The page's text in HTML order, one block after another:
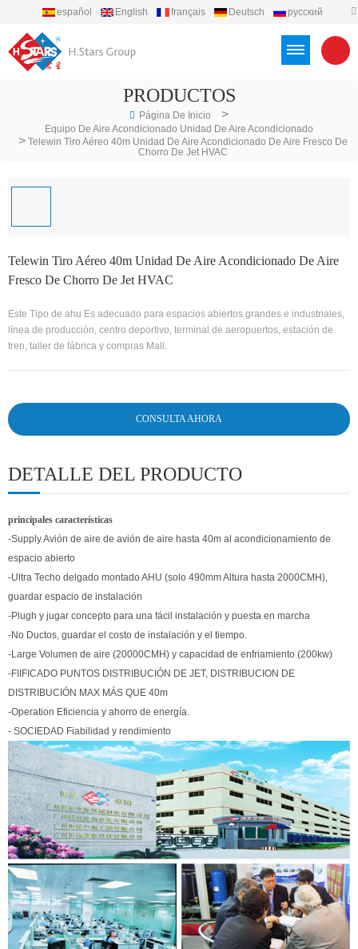
español English français Deutsch
русский
PRODUCTOS
Página De Inicio >
Equipo De Aire Acondicionado Unidad De Aire Acondicionado
> Telewin Tiro Aéreo 40m Unidad De Aire Acondicionado De Aire Fresco De
Chorro De Jet HVAC
Telewin Tiro Aéreo 40m Unidad De Aire Acondicionado De Aire
Fresco De Chorro De Jet HVAC
Este Tipo de ahu Es adecuado para espacios abiertos grandes e industriales,
línea de producción, centro deportivo, terminal de aeropuertos, estación de
tren, taller de fábrica y compras Mall.
CONSULTA AHORA
DETALLE DEL PRODUCTO
principales características
-Supply Avión de aire de avión de aire hasta 40m al acondicionamiento de
espacio abierto
-Ultra Techo delgado montado AHU (solo 490mm Altura hasta 2000CMH),
guardar espacio de instalación
-Plugh y jugar concepto para una fácil instalación y puesta en marcha
-No Ductos, guardar el costo de instalación y el tiempo.
-Large Volumen de aire (20000CMH) y capacidad de enfriamiento (200kw)
-FIIFICADO PUNTOS DISTRIBUCIÓN DE JET, DISTRIBUCION DE
DISTRIBUCIÓN MAX MÁS QUE 40m
-Operation Eficiencia y ahorro de energía.
- SOCIEDAD Fiabilidad y rendimiento